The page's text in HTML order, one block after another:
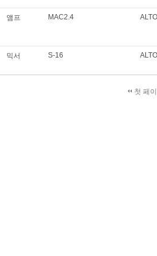
앰프 MAC2.4
믹서 S-16
첫 페